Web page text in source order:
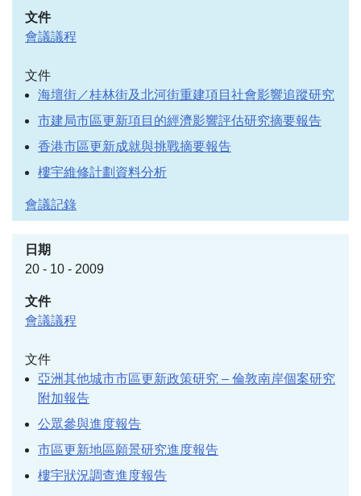
會議議程
文件
海壇街／桂林街及北河街重建項目社會影響追蹤研究
市建局市區更新項目的經濟影響評估研究摘要報告
香港市區更新成就與挑戰摘要報告
樓宇維修計劃資料分析
會議記錄
20 - 10 - 2009
會議議程
文件
亞洲其他城市市區更新政策研究 – 倫敦南岸個案研究
附加報告
公眾參與進度報告
市區更新地區願景研究進度報告
樓宇狀況調查進度報告